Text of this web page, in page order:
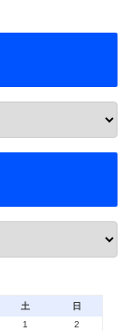
土
日
1
2